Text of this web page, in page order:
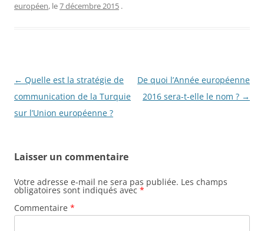
européen, le7 décembre 2015 .
Navigation
des
articles
← Quelle est la stratégie de
communication de la Turquie
sur l’Union européenne ?
De quoi l’Année européenne
2016 sera-t-elle le nom ? →
Laisser un commentaire
Votre adresse e-mail ne sera pas publiée. Les champs
obligatoires sont indiqués avec *
Commentaire *